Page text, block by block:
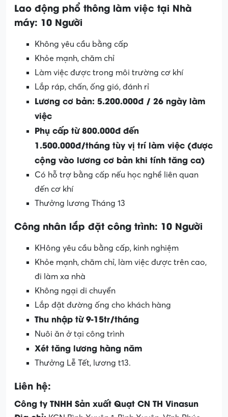
Lao động phổ thông làm việc tại Nhà
máy: 10 Người
Không yêu cầu bằng cấp
Khỏe mạnh, chăm chỉ
Làm việc được trong môi trường cơ khí
Lắp ráp, chấn, ống gió, đánh rỉ
Lương cơ bản: 5.200.000đ / 26 ngày làm
việc
Phụ cấp từ 800.000đ đến
1.500.000đ/tháng tùy vị trí làm việc (được
cộng vào lương cơ bản khi tính tăng ca)
Có hỗ trợ bằng cấp nếu học nghề liên quan
đến cơ khí
Thưởng lương Tháng 13
Công nhân lắp đặt công trình: 10 Người
KHông yêu cầu bằng cấp, kinh nghiệm
Khỏe mạnh, chăm chỉ, làm việc được trên cao,
đi làm xa nhà
Không ngại di chuyển
Lắp đặt đường ống cho khách hàng
Thu nhập từ 9-15tr/tháng
Nuôi ăn ở tại công trình
Xét tăng lương hàng năm
Thưởng Lễ Tết, lương t13.
Liên hệ:
Công ty TNHH Sản xuất Quạt CN TH Vinasun